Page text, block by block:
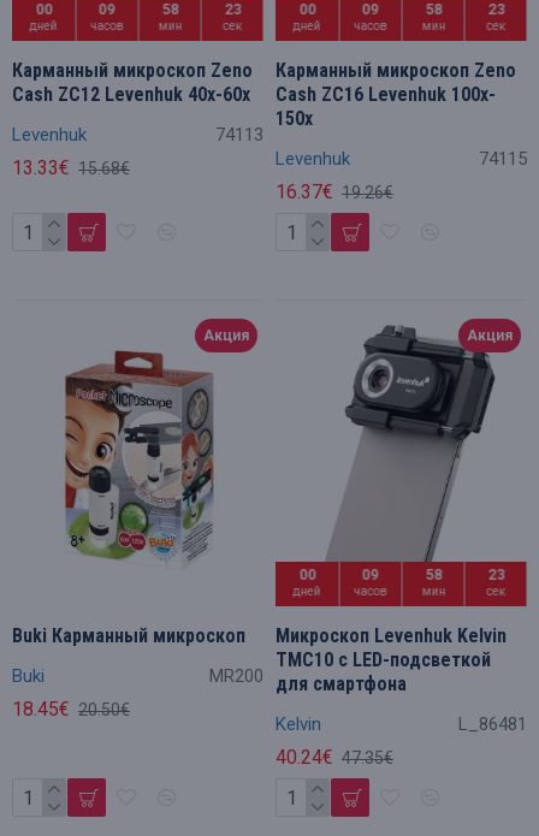
00
дней
09
часов
58
мин
23
сек
Levenhuk 74113
Карманный микроскоп Zeno
Cash ZC12 Levenhuk 40x-60x
13.33€ 15.68€
00
дней
09
часов
58
мин
23
сек
Levenhuk 74115
Карманный микроскоп Zeno
Cash ZC16 Levenhuk 100x-
150x
16.37€ 19.26€
Акция
Buki MR200
Buki Карманный микроскоп
18.45€ 20.50€
Акция
00
дней
09
часов
58
мин
23
сек
Kelvin L_86481
Микроскоп Levenhuk Kelvin
TMC10 с LED-подсветкой
для смартфона
40.24€ 47.35€